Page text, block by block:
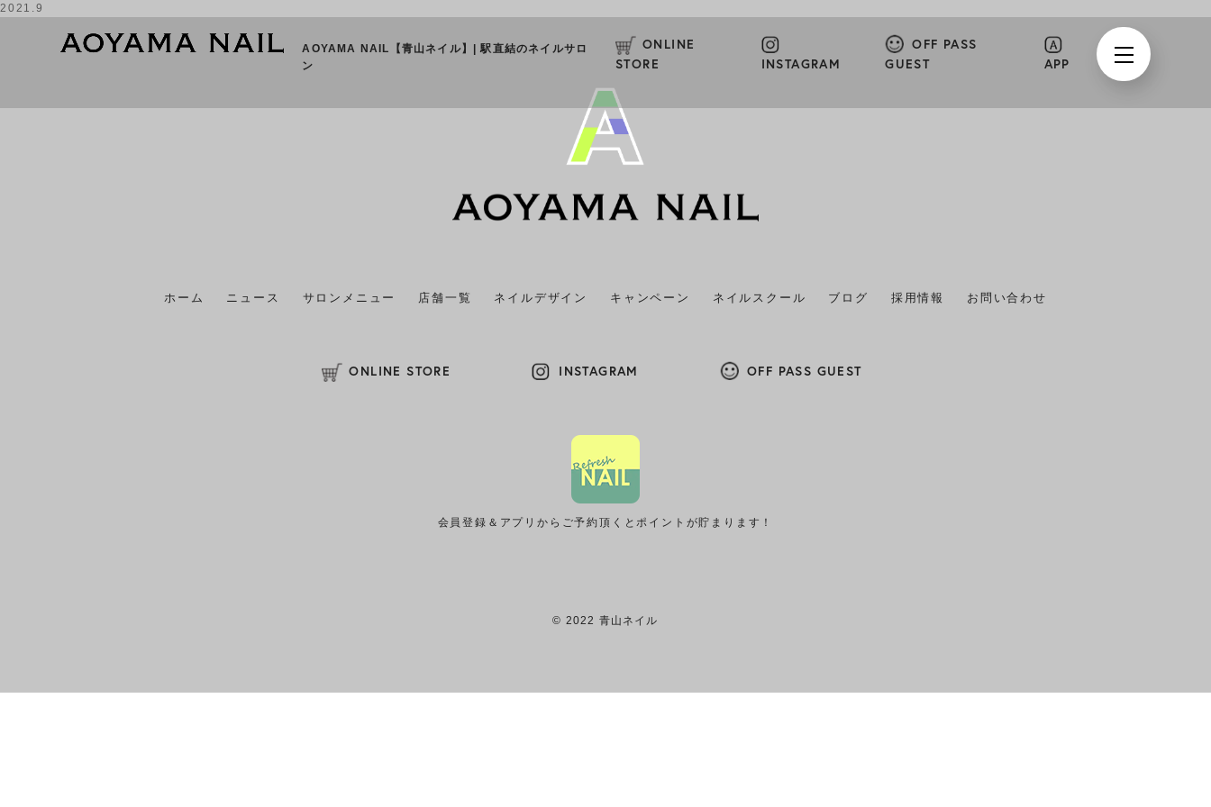
AOYAMA NAIL【青山ネイル】
駅直結のネイルサロ
ン
ONLINE
STORE
INSTAGRAM
OFF PASS
GUEST
APP
2021.9
ホーム ニュース サロンメニュー 店舗一覧 ネイルデザイン キャンペーン ネイルスクール ブログ 採用情報 お問い合わせ
ONLINE STORE INSTAGRAM OFF PASS GUEST
会員登録＆アプリからご予約頂くとポイントが貯まります！
© 2022 青山ネイル